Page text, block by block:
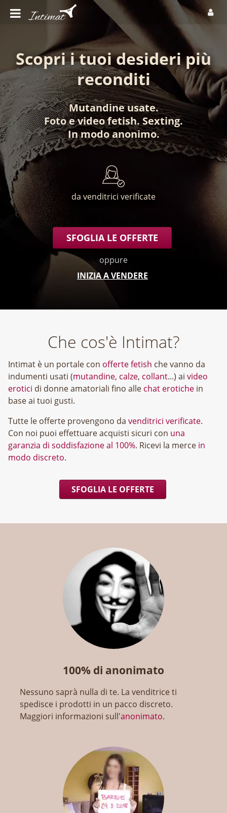
Scopri i tuoi desideri più
reconditi
Mutandine usate.
Fotoevideo fetish. Sexting.
In modo anonimo.
da venditrici verificate
SFOGLIA LE OFFERTE
oppure
INIZIA A VENDERE
Che cos'è Intimat?
Intimat è un portale con offerte fetish che vanno da
indumenti usati (mutandine, calze, collant...) ai video
erotici di donne amatoriali fino alle chat erotiche in
base ai tuoi gusti.
Tutte le offerte provengono da venditrici verificate.
Con noi puoi effettuare acquisti sicuri con una
garanzia di soddisfazione al 100%. Ricevi la merce in
modo discreto.
SFOGLIA LE OFFERTE
100% di anonimato
Nessuno saprà nulla di te. La venditrice ti
spedisce i prodotti in un pacco discreto.
Maggiori informazioni sull'anonimato.